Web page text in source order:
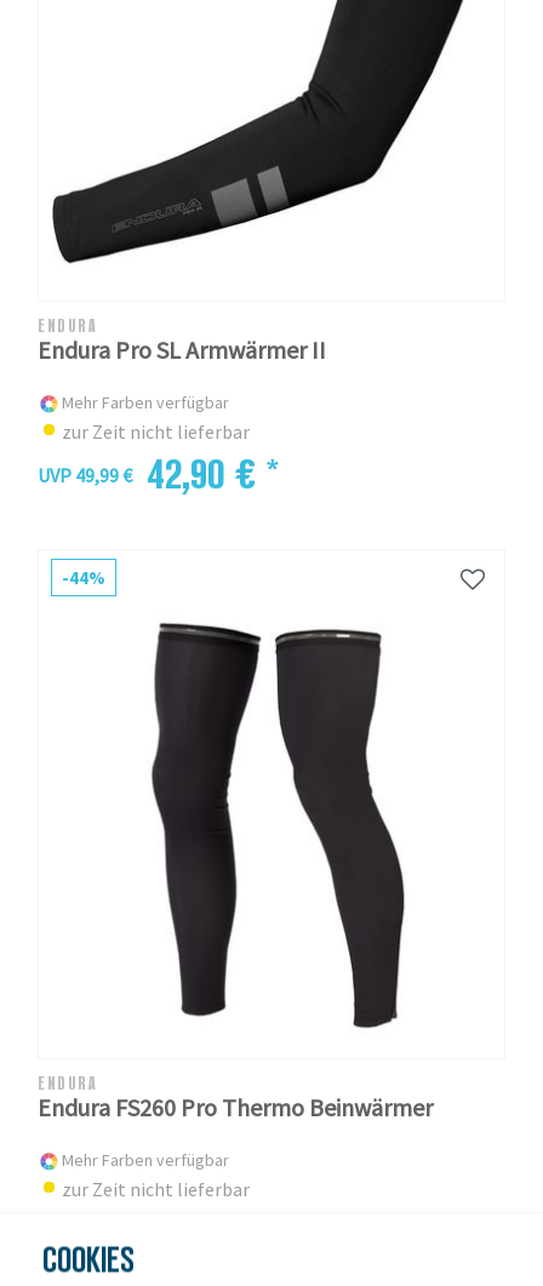
ENDURA
Endura Pro SL Armwärmer II
Mehr Farben verfügbar
zur Zeit nicht lieferbar
UVP 49,99 €
42,90 € *
-44%
ENDURA
Endura FS260 Pro Thermo Beinwärmer
Mehr Farben verfügbar
zur Zeit nicht lieferbar
COOKIES